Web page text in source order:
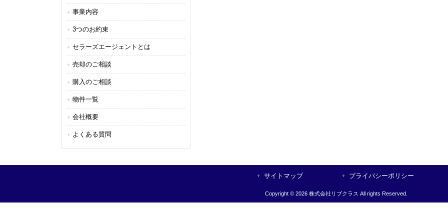
事業内容
3つのお約束
セラーズエージェントとは
売却のご相談
購入のご相談
物件一覧
会社概要
よくある質問
サイトマップ プライバシーポリシー
Copyright © 2026 株式会社リブクラス All rights Reserved.